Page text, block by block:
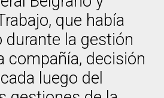
que había
durante la gestión
compañía, decisión
luego del